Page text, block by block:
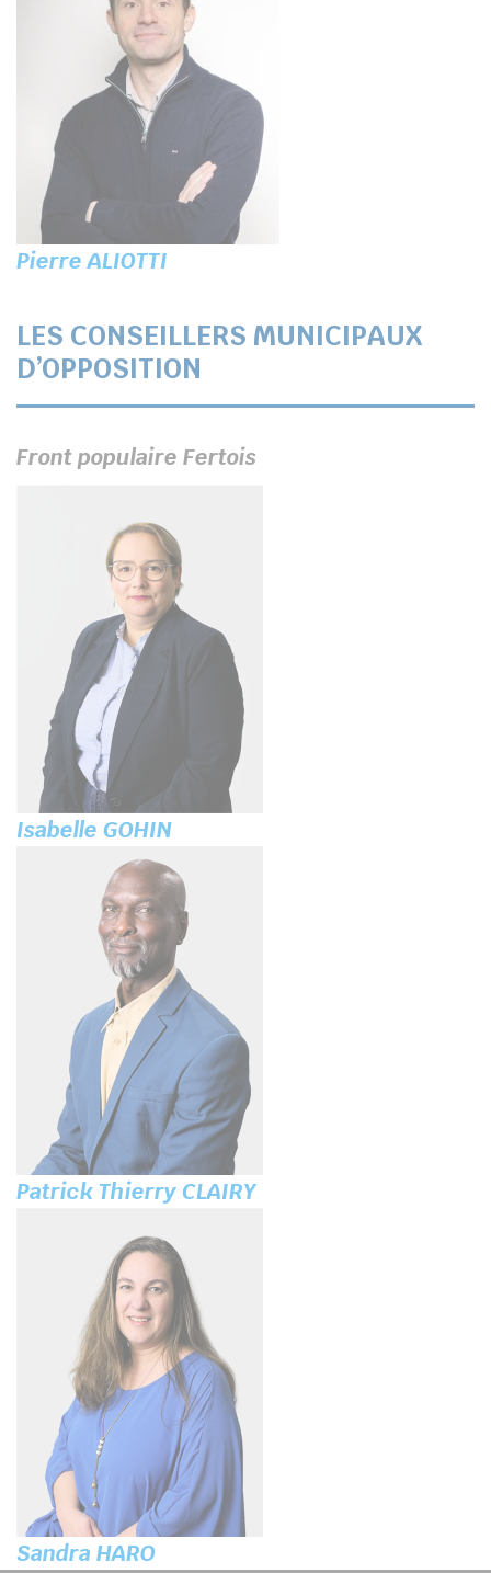
Pierre ALIOTTI
LES CONSEILLERS MUNICIPAUX
D’OPPOSITION
Front populaire Fertois
Isabelle GOHIN
Patrick Thierry CLAIRY
Sandra HARO